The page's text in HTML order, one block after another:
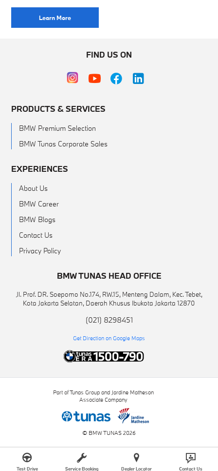
Learn More
FIND US ON
PRODUCTS & SERVICES
BMW Premium Selection
BMW Tunas Corporate Sales
EXPERIENCES
About Us
BMW Career
BMW Blogs
Contact Us
Privacy Policy
BMW TUNAS HEAD OFFICE
Jl. Prof. DR. Soepomo No.174, RW.15, Menteng Dalam, Kec. Tebet,
Kota Jakarta Selatan, Daerah Khusus Ibukota Jakarta 12870
(021) 8298451
Get Direction on Google Maps
© BMW TUNAS 2026
Part of Tunas Group and Jardine Matheson
Associate Company
Test Drive Service Booking Dealer Locator Contact Us